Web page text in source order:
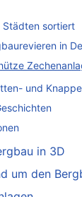
Städten sortiert
in
und
in 3D
um den